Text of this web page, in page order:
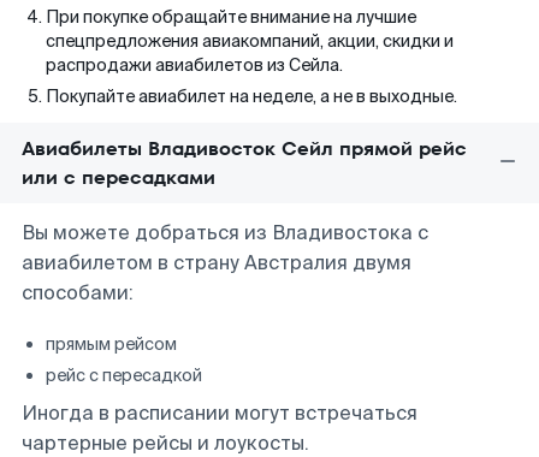
При покупке обращайте внимание на лучшие
спецпредложения авиакомпаний, акции, скидки и
распродажи авиабилетов из Сейла.
Покупайте авиабилет на неделе, а не в выходные.
Авиабилеты Владивосток Сейл прямой рейс
или с пересадками
Вы можете добраться из Владивостока с
авиабилетом в страну Австралия двумя
способами:
прямым рейсом
рейс с пересадкой
Иногда в расписании могут встречаться
чартерные рейсы и лоукосты.